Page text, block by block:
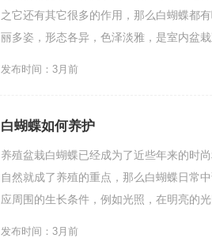
之它还有其它很多的作用，那么白蝴蝶都
丽多姿，形态各异，色泽淡雅，是室内盆
发布时间：3月前
白蝴蝶如何养护
养殖盆栽白蝴蝶已经成为了近些年来的时
自然就成了养殖的重点，那么白蝴蝶日常
应周围的生长条件，例如光照，在明亮的
发布时间：3月前